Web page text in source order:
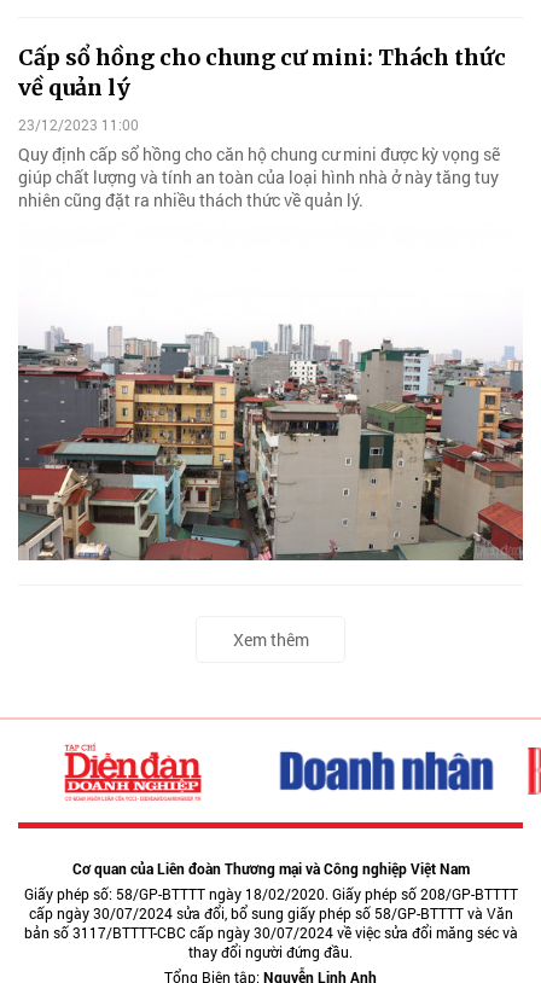
Cấp sổ hồng cho chung cư mini: Thách thức
về quản lý
23/12/2023 11:00
Quy định cấp sổ hồng cho căn hộ chung cư mini được kỳ vọng sẽ
giúp chất lượng và tính an toàn của loại hình nhà ở này tăng tuy
nhiên cũng đặt ra nhiều thách thức về quản lý.
Xem thêm
Cơ quan của Liên đoàn Thương mại và Công nghiệp Việt Nam
Giấy phép số: 58/GP-BTTTT ngày 18/02/2020. Giấy phép số 208/GP-BTTTT
cấp ngày 30/07/2024 sửa đổi, bổ sung giấy phép số 58/GP-BTTTT và Văn
bản số 3117/BTTTT-CBC cấp ngày 30/07/2024 về việc sửa đổi măng séc và
thay đổi người đứng đầu.
Tổng Biên tập:Nguyễn Linh Anh